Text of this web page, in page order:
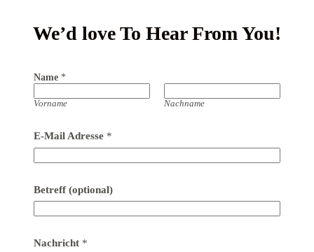
We’d love To Hear From You!
Name *
Vorname Nachname
E-Mail Adresse *
Betreff (optional)
Nachricht *